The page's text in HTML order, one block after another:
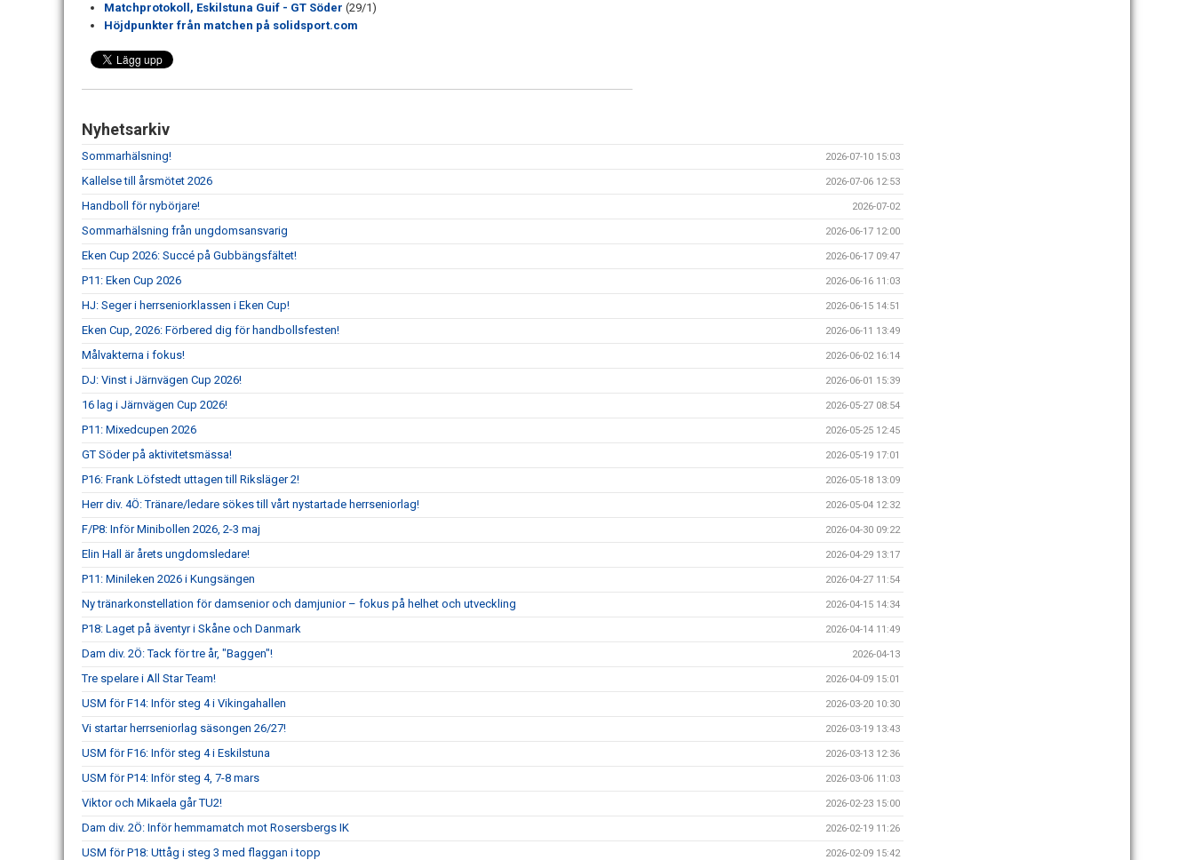
Matchprotokoll, Eskilstuna Guif - GT Söder (29/1)
Höjdpunkter från matchen på solidsport.com
Nyhetsarkiv
Sommarhälsning! 2026-07-10 15:03
Kallelse till årsmötet 2026 2026-07-06 12:53
Handboll för nybörjare! 2026-07-02
Sommarhälsning från ungdomsansvarig 2026-06-17 12:00
Eken Cup 2026: Succé på Gubbängsfältet! 2026-06-17 09:47
P11: Eken Cup 2026 2026-06-16 11:03
HJ: Seger i herrseniorklassen i Eken Cup! 2026-06-15 14:51
Eken Cup, 2026: Förbered dig för handbollsfesten! 2026-06-11 13:49
Målvakterna i fokus! 2026-06-02 16:14
DJ: Vinst i Järnvägen Cup 2026! 2026-06-01 15:39
16 lag i Järnvägen Cup 2026! 2026-05-27 08:54
P11: Mixedcupen 2026 2026-05-25 12:45
GT Söder på aktivitetsmässa! 2026-05-19 17:01
P16: Frank Löfstedt uttagen till Riksläger 2! 2026-05-18 13:09
Herr div. 4Ö: Tränare/ledare sökes till vårt nystartade herrseniorlag! 2026-05-04 12:32
F/P8: Inför Minibollen 2026, 2-3 maj 2026-04-30 09:22
Elin Hall är årets ungdomsledare! 2026-04-29 13:17
P11: Minileken 2026 i Kungsängen 2026-04-27 11:54
Ny tränarkonstellation för damsenior och damjunior – fokus på helhet och utveckling 2026-04-15 14:34
P18: Laget på äventyr i Skåne och Danmark 2026-04-14 11:49
Dam div. 2Ö: Tack för tre år, "Baggen"! 2026-04-13
Tre spelare i All Star Team! 2026-04-09 15:01
USM för F14: Inför steg 4 i Vikingahallen 2026-03-20 10:30
Vi startar herrseniorlag säsongen 26/27! 2026-03-19 13:43
USM för F16: Inför steg 4 i Eskilstuna 2026-03-13 12:36
USM för P14: Inför steg 4, 7-8 mars 2026-03-06 11:03
Viktor och Mikaela går TU2! 2026-02-23 15:00
Dam div. 2Ö: Inför hemmamatch mot Rosersbergs IK 2026-02-19 11:26
USM för P18: Uttåg i steg 3 med flaggan i topp 2026-02-09 15:42